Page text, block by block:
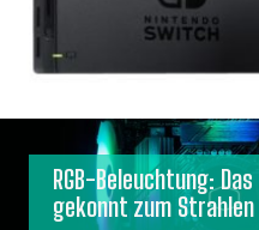
RGB-Beleuchtung:
gekonnt zum